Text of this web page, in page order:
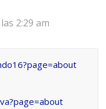
2:29 am